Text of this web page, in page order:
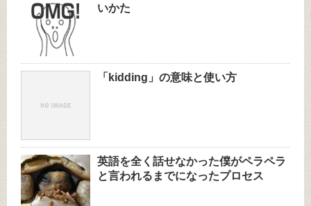
いかた
「kidding」の意味と使い方
英語を全く話せなかった僕がペラペラ
と言われるまでになったプロセス